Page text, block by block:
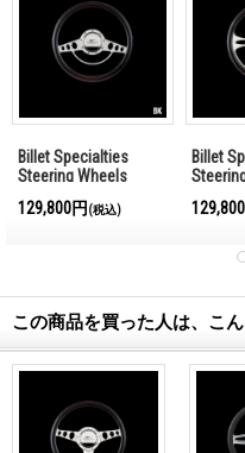
Billet Specialties
Steering Wheels
129,800円 (税込)
Billet
この商品を買った人は、こ